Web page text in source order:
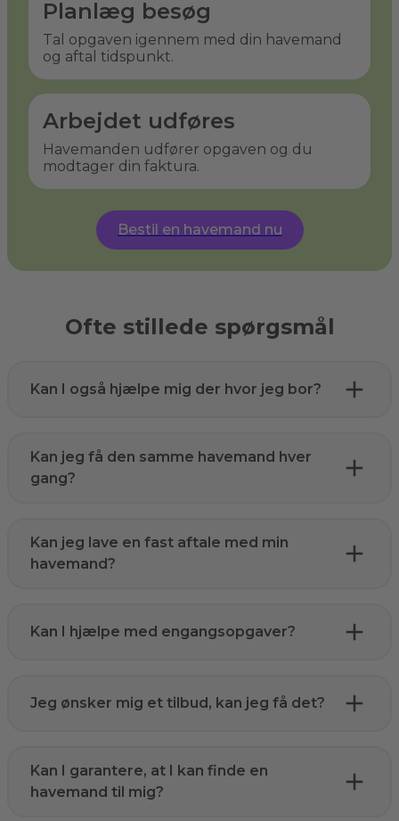
Planlæg besøg
Tal opgaven igennem med din havemand
og aftal tidspunkt.
Arbejdet udføres
Havemanden udfører opgaven og du
modtager din faktura.
Bestil en havemand nu
Ofte stillede spørgsmål
Kan I også hjælpe mig der hvor jeg bor?
Kan jeg få den samme havemand hver
gang?
Kan jeg lave en fast aftale med min
havemand?
Kan I hjælpe med engangsopgaver?
Jeg ønsker mig et tilbud, kan jeg få det?
Kan I garantere, at I kan finde en
havemand til mig?